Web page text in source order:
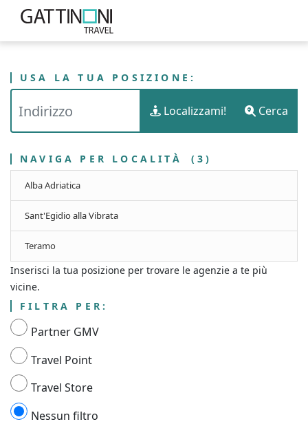
GATTINONI TRAVEL - PROVINCIA DI TERAMO
USA LA TUA POSIZIONE:
Localizzami! Cerca
NAVIGA PER LOCALITÀ (3)
Alba Adriatica
Sant'Egidio alla Vibrata
Teramo
Inserisci la tua posizione per trovare le agenzie a te più
vicine.
FILTRA PER:
Partner GMV
Travel Point
Travel Store
Nessun filtro